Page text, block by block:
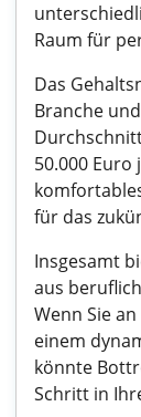
Raum für
Das
Branche
50.000
für das
Insgesamt
aus
Wenn Sie
einem
könnte
Schritt in